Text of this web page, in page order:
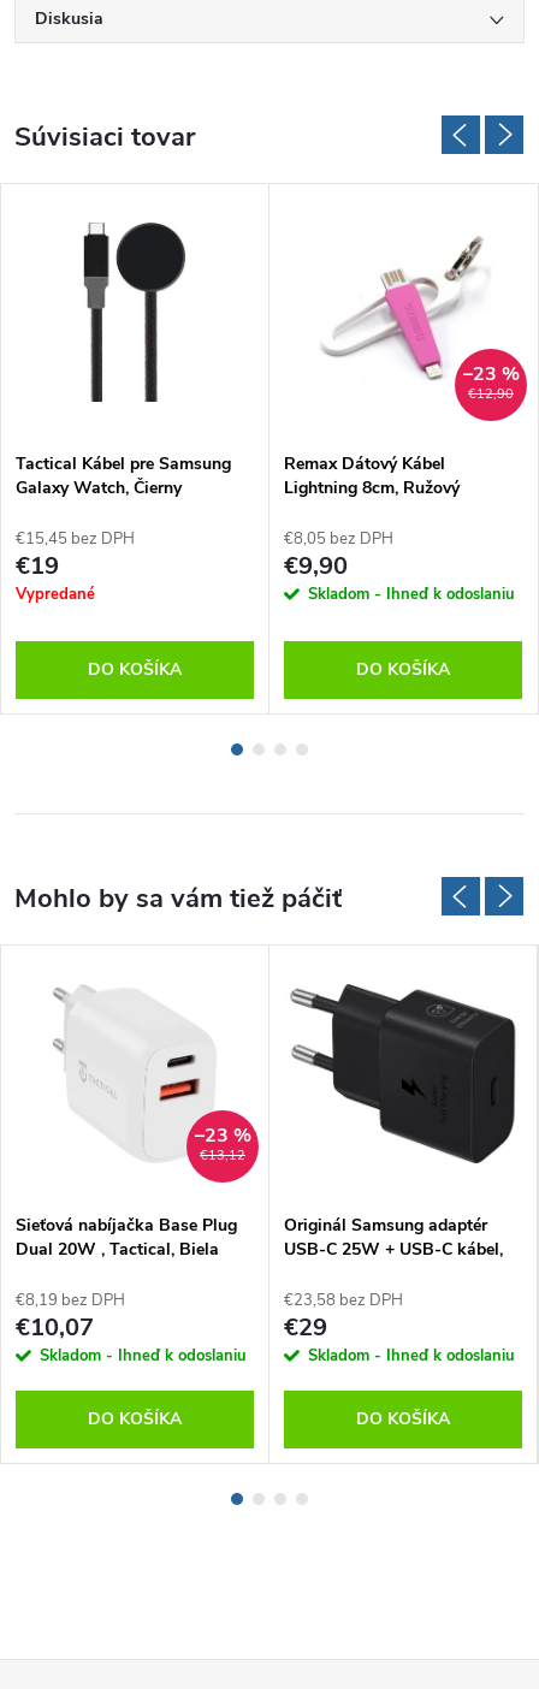
Diskusia
Súvisiaci tovar
Tactical Kábel pre Samsung
Galaxy Watch, Čierny
€15,45 bez DPH
€19
Vypredané
DO KOŠÍKA
€12,90
–23 %
Remax Dátový Kábel
Lightning 8cm, Ružový
€8,05 bez DPH
€9,90
Skladom - Ihneď k odoslaniu
DO KOŠÍKA
€13,12
–23 %
Sieťová nabíjačka Base Plug
Dual 20W , Tactical, Biela
€8,19 bez DPH
€10,07
Skladom - Ihneď k odoslaniu
DO KOŠÍKA
Originál Samsung adaptér
USB-C 25W + USB-C kábel,
€23,58 bez DPH
€29
Skladom - Ihneď k odoslaniu
DO KOŠÍKA